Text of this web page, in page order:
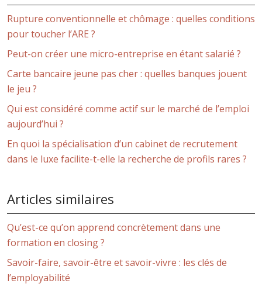
Rupture conventionnelle et chômage : quelles conditions
pour toucher l’ARE ?
Peut-on créer une micro-entreprise en étant salarié ?
Carte bancaire jeune pas cher : quelles banques jouent
le jeu ?
Qui est considéré comme actif sur le marché de l’emploi
aujourd’hui ?
En quoi la spécialisation d’un cabinet de recrutement
dans le luxe facilite-t-elle la recherche de profils rares ?
Articles similaires
Qu’est-ce qu’on apprend concrètement dans une
formation en closing ?
Savoir-faire, savoir-être et savoir-vivre : les clés de
l’employabilité